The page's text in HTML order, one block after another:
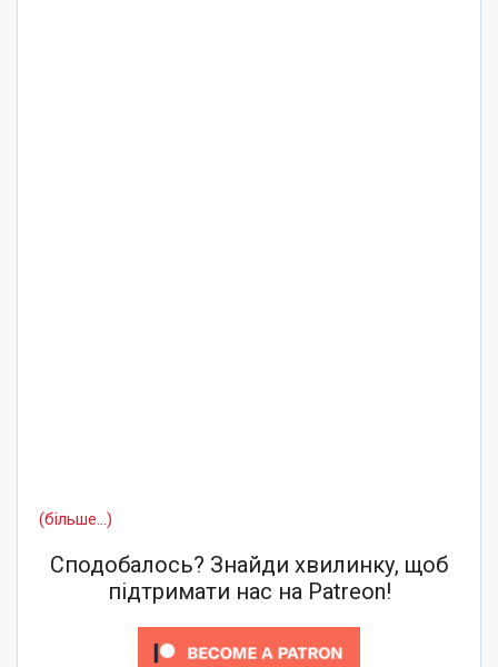
(більше…)
Сподобалось? Знайди хвилинку, щоб
підтримати нас на Patreon!